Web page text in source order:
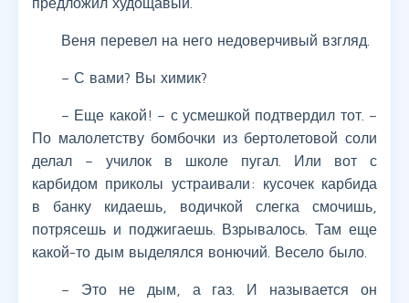
Веня перевел на него недоверчивый взгляд.
– С вами? Вы химик?
– Еще какой! – с усмешкой подтвердил тот. –
По малолетству бомбочки из бертолетовой соли
делал – училок в школе пугал. Или вот с
карбидом приколы устраивали: кусочек карбида
в банку кидаешь, водичкой слегка смочишь,
потрясешь и поджигаешь. Взрывалось. Там еще
какой-то дым выделялся вонючий. Весело было.
– Это не дым, а газ. И называется он